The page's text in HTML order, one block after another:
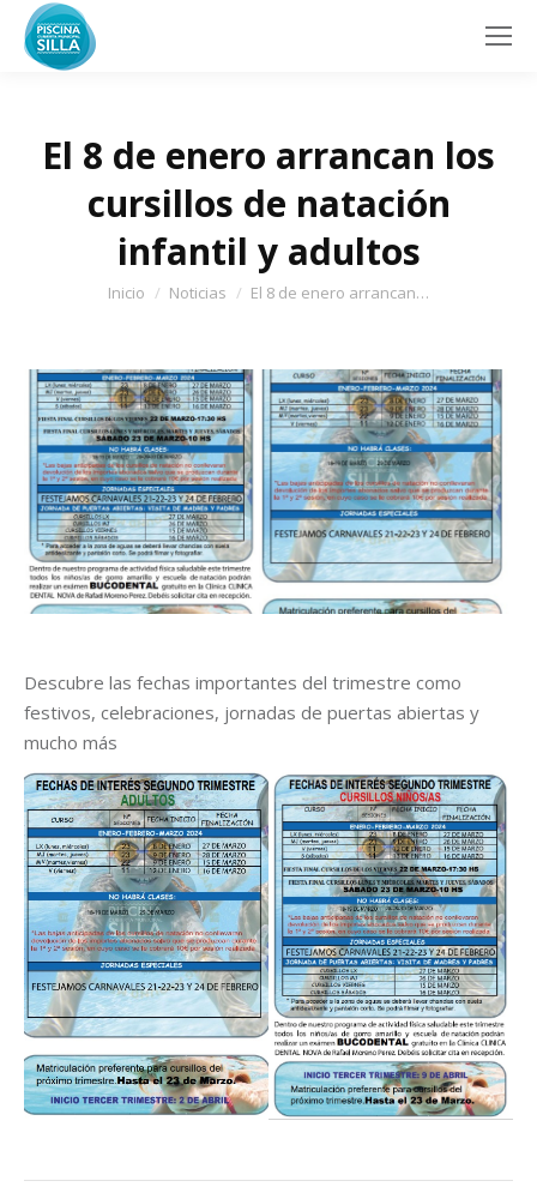
El 8 de enero arrancan los
cursillos de natación
infantil y adultos
Estás aquí:
Inicio Noticias El 8 de enero arrancan…
Descubre las fechas importantes del trimestre como
festivos, celebraciones, jornadas de puertas abiertas y
mucho más